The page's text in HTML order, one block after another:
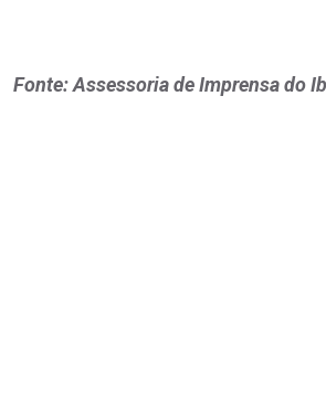
Fonte: Assessoria de Imprensa do